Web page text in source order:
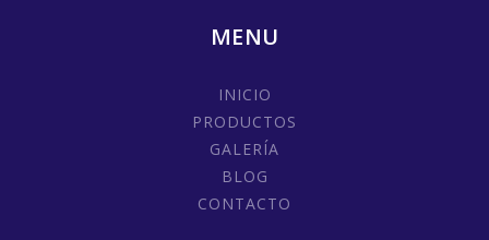
MENU
INICIO
PRODUCTOS
GALERÍA
BLOG
CONTACTO